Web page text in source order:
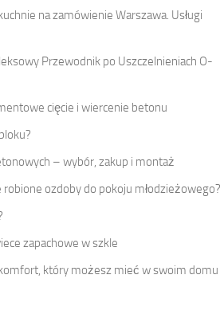
na zamówienie Warszawa. Usługi
Przewodnik po Uszczelnieniach O-
cięcie i wiercenie betonu
– wybór, zakup i montaż
robione ozdoby do pokoju młodzieżowego?
zapachowe w szkle
który możesz mieć w swoim domu